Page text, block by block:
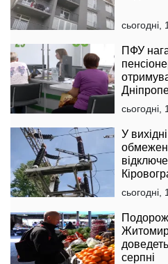
сьогодні,
ПФУ
сьогодні,
У
серпня
сьогодні,
серпні